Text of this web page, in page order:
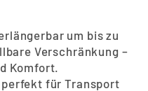
um bis zu
Verschränkung –
Komfort.
für Transport